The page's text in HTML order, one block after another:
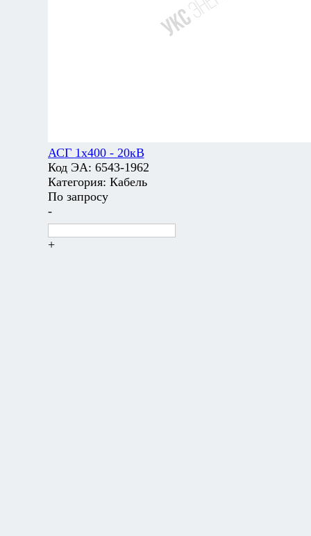
АСГ 1х400 - 20кВ
Код ЭА: 6543-1962
Категория: Кабель
По запросу
-
+